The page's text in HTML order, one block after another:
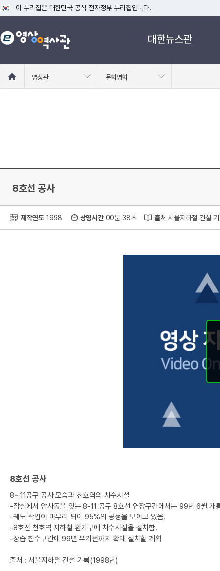
이 누리집은 대한민국 공식 전자정부 누리집입니다.
공식 누리집 주소 확인하기
go.kr 주소를 사용하는 누리집은 대한민국 정부기관이 관리하는 누리집입니
대한뉴스관
로
영상관 문화영화
8호선 공사
제작연도 1998 상영시간00분 38초 출처 서울지하철 건설
8호선 공사
8∼11공구 공사 모습과 천호역의 차수시설
-잠실에서 암사동을 잇는 8-11 공구 8호선 연장구간에서는 99년 6월 개
-궤도 작업이 마무리 되어 95%의 공정을 보이고 있음.
-8호선 천호역 지하철 환기구에 차수시설을 설치함.
-상습 침수구간에 99년 우기전까지 확대 설치할 계획
출처 : 서울지하철 건설 기록(1998년)